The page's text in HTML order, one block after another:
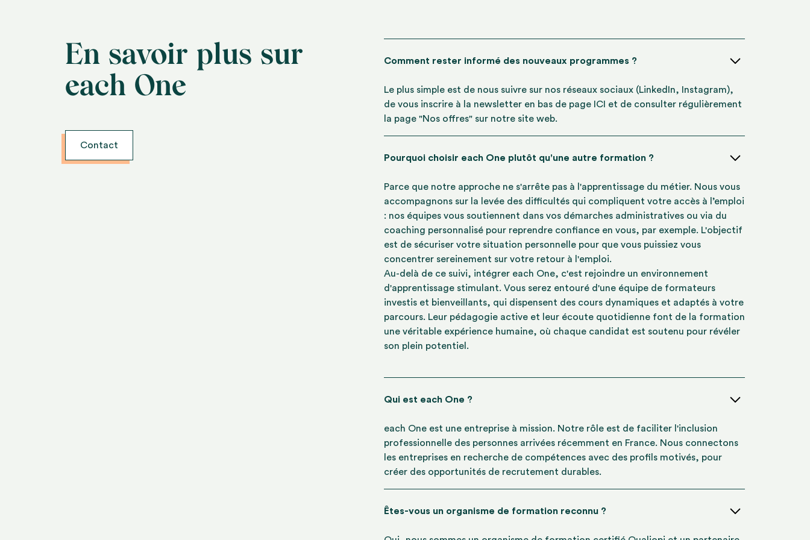
En savoir plus sur
each One
Contact
Comment rester informé des nouveaux programmes ?
Le plus simple est de nous suivre sur nos réseaux sociaux (LinkedIn, Instagram),
de vous inscrire à la newsletter en bas de page ICI et de consulter régulièrement
la page "Nos offres" sur notre site web.
Pourquoi choisir each One plutôt qu'une autre formation ?
Parce que notre approche ne s'arrête pas à l'apprentissage du métier. Nous vous
accompagnons sur la levée des difficultés qui compliquent votre accès à l’emploi
: nos équipes vous soutiennent dans vos démarches administratives ou via du
coaching personnalisé pour reprendre confiance en vous, par exemple. L'objectif
est de sécuriser votre situation personnelle pour que vous puissiez vous
concentrer sereinement sur votre retour à l'emploi.
Au-delà de ce suivi, intégrer each One, c'est rejoindre un environnement
d'apprentissage stimulant. Vous serez entouré d'une équipe de formateurs
investis et bienveillants, qui dispensent des cours dynamiques et adaptés à votre
parcours. Leur pédagogie active et leur écoute quotidienne font de la formation
une véritable expérience humaine, où chaque candidat est soutenu pour révéler
son plein potentiel.
Qui est each One ?
each One est une entreprise à mission. Notre rôle est de faciliter l'inclusion
professionnelle des personnes arrivées récemment en France. Nous connectons
les entreprises en recherche de compétences avec des profils motivés, pour
créer des opportunités de recrutement durables.
Êtes-vous un organisme de formation reconnu ?